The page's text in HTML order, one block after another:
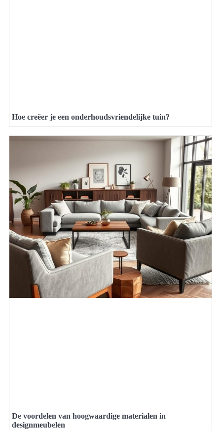
Hoe creëer je een onderhoudsvriendelijke tuin?
De voordelen van hoogwaardige materialen in
designmeubelen